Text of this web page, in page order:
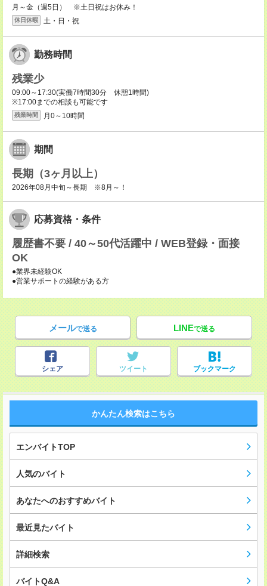
月～金（週5日） ※土日祝はお休み！
休日休暇 土・日・祝
勤務時間
残業少
09:00～17:30(実働7時間30分 休憩1時間)
※17:00までの相談も可能です
残業時間 月0～10時間
期間
長期（3ヶ月以上）
2026年08月中旬～長期 ※8月～！
応募資格・条件
履歴書不要 / 40～50代活躍中 / WEB登録・面接
OK
●業界未経験OK
●営業サポートの経験がある方
メールで送る LINEで送る
シェア ツイート ブックマーク
かんたん検索はこちら
エンバイトTOP
人気のバイト
あなたへのおすすめバイト
最近見たバイト
詳細検索
バイトQ&A